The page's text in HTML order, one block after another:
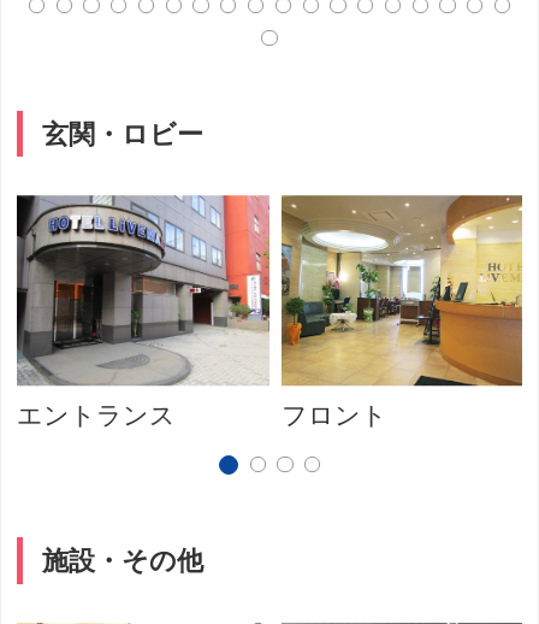
玄関・ロビー
エントランス フロント
施設・その他